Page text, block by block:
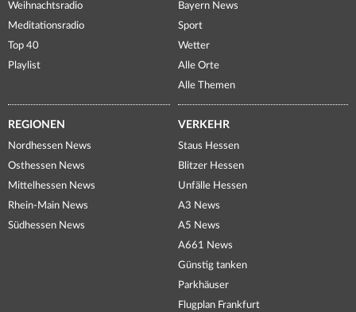
Weihnachtsradio
Meditationsradio
Top 40
Playlist
Bayern News
Sport
Wetter
Alle Orte
Alle Themen
REGIONEN
Nordhessen News
Osthessen News
Mittelhessen News
Rhein-Main News
Südhessen News
VERKEHR
Staus Hessen
Blitzer Hessen
Unfälle Hessen
A3 News
A5 News
A661 News
Günstig tanken
Parkhäuser
Flugplan Frankfurt